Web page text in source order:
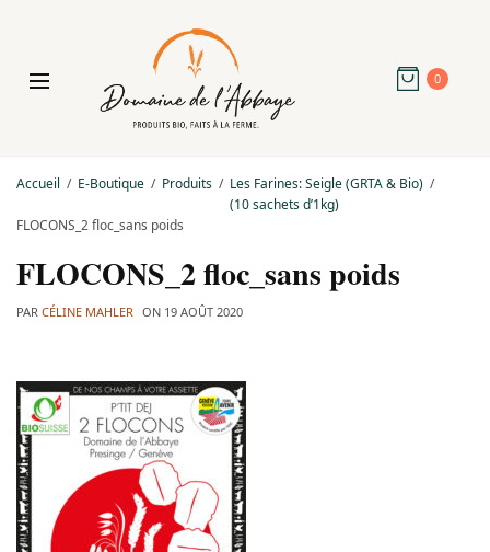
0
Accueil E-Boutique Produits
Les Farines: Seigle (GRTA & Bio)
(10 sachets d’1kg)
FLOCONS_2 floc_sans poids
FLOCONS_2 floc_sans poids
PAR CÉLINE MAHLER ON 19 AOÛT 2020